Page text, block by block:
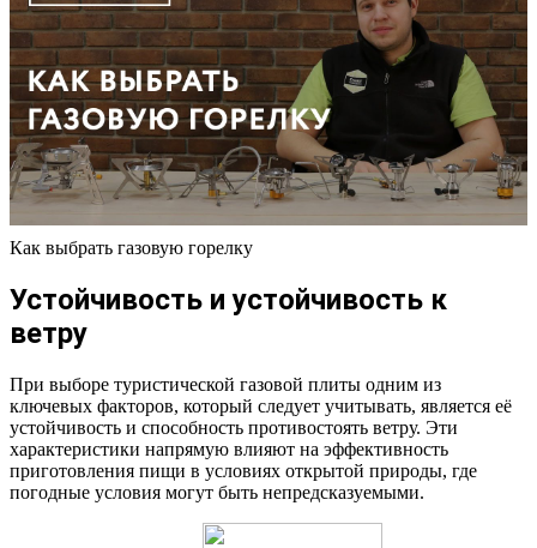
Как выбрать газовую горелку
Устойчивость и устойчивость к
ветру
При выборе туристической газовой плиты одним из
ключевых факторов, который следует учитывать, является её
устойчивость и способность противостоять ветру. Эти
характеристики напрямую влияют на эффективность
приготовления пищи в условиях открытой природы, где
погодные условия могут быть непредсказуемыми.